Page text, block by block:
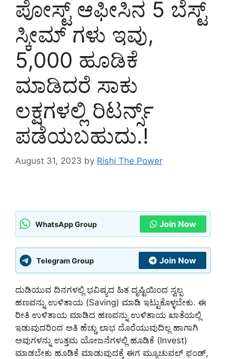
ಪೋಸ್ಟ್ ಆಫೀಸಿನ 5 ಬೆಸ್ಟ್
ಸ್ಕೀಮ್ ಗಳು ಇವು,
5,000 ಹೂಡಿಕೆ
ಮಾಡಿದರೆ ಸಾಕು
ಲಕ್ಷಗಳಲ್ಲಿ ರಿಟರ್ನ್ಸ್
ಪಡೆಯಬಹುದು.!
August 31, 2023 by Rishi The Power
WhatsApp Group Join Now
Telegram Group Join Now
ದುಡಿಯುವ ದಿನಗಳಲ್ಲಿ ಭವಿಷ್ಯದ ಹಿತ ದೃಷ್ಟಿಯಿಂದ ಸ್ವಲ್ಪ
ಹಣವನ್ನು ಉಳಿತಾಯ (Saving) ಮಾಡಿ ಇಟ್ಟುಕೊಳ್ಳಬೇಕು. ಈ
ರೀತಿ ಉಳಿತಾಯ ಮಾಡಿದ ಹಣವನ್ನು ಉಳಿತಾಯ ಖಾತೆಯಲ್ಲಿ
ಇಡುವುದರಿಂದ ಅತಿ ಹೆಚ್ಚು ಲಾಭ ದೊರೆಯುವುದಿಲ್ಲ ಹಾಗಾಗಿ
ಅವುಗಳನ್ನು ಉತ್ತಮ ಯೋಜನೆಗಳಲ್ಲಿ ಹೂಡಿಕೆ (Invest)
ಮಾಡಬೇಕು ಹೂಡಿಕೆ ಮಾಡುವುದಕ್ಕೆ ಈಗ ಮ್ಯೂಚುವಲ್ ಫಂಡ್,